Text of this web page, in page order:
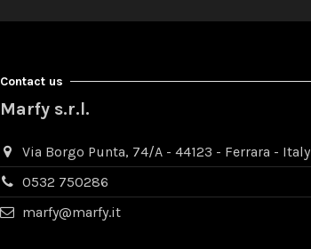
Contact us
Marfy s.r.l.
Via Borgo Punta, 74/A - 44123 - Ferrara - Italy
0532 750286
marfy@marfy.it